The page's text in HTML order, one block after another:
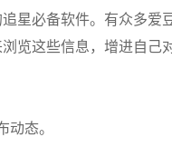
星必备软件。有众多爱
览这些信息，增进自己
态。